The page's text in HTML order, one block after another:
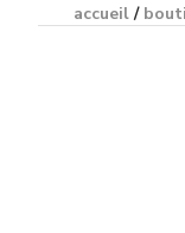
accueil /